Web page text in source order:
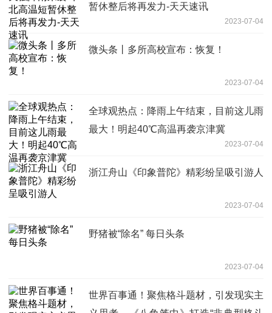
暂休整后将再发力-天天速讯
2023-07-04
微头条丨多所高校宣布：恢复！
2023-07-04
全球观热点：降雨上午结束，目前这儿雨
最大！明起40℃高温再袭京津冀
2023-07-04
浙江舟山《印象普陀》精彩纷呈吸引游人
2023-07-04
野猪被“除名” 每日头条
2023-07-04
世界百事通！聚焦格斗题材，引发现实主